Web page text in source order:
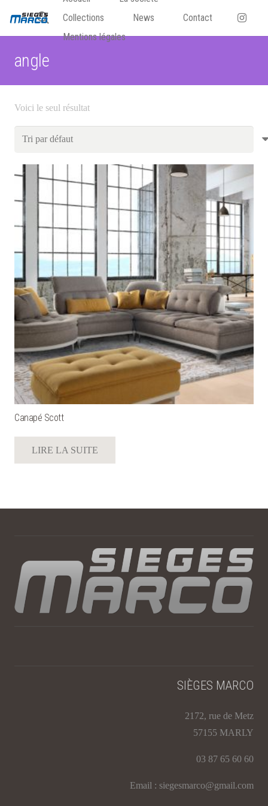
Collections
News
Contact
Mentions légales
angle
Voici le seul résultat
Canapé Scott
LIRE LA SUITE
SIÈGES MARCO
2172, rue de Metz
57155 MARLY
03 87 65 60 60
Email : siegesmarco@gmail.com